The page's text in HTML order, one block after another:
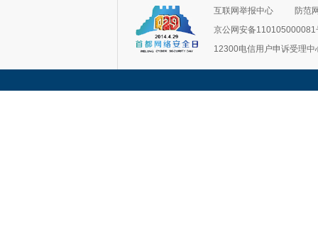
互联网举报中心
防范
京公网安备110105000081
12300电信用户申诉受理中